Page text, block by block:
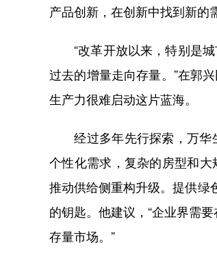
产品创新，在创新中找到新的
“改革开放以来，特别是城
过去的增量走向存量。”在郭
生产力很难启动这片蓝海。
经过多年先行探索，万华生
个性化需求，复杂的房型和大
推动供给侧重构升级。提供绿
的钥匙。他建议，“企业界需
存量市场。”